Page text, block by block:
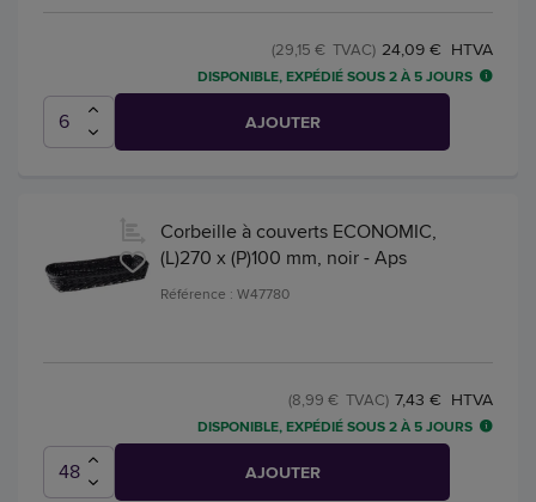
24,09 € HTVA
(29,15 € TVAC)
DISPONIBLE, EXPÉDIÉ SOUS 2 À 5 JOURS
AJOUTER
Corbeille à couverts ECONOMIC,
(L)270 x (P)100 mm, noir - Aps
Référence : W47780
7,43 € HTVA
(8,99 € TVAC)
DISPONIBLE, EXPÉDIÉ SOUS 2 À 5 JOURS
AJOUTER